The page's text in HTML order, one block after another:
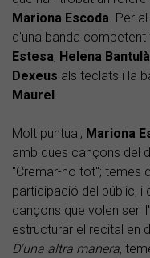
Mariona Escoda. Per
d'una banda
Estesa, Helena Bantulà
Dexeus als teclats i la
Maurel .
Molt puntual, Mariona
amb dues cançons del
"Cremar-ho tot"; temes
participació del públic, i
cançons que volen ser
estructurar el recital en
D'una altra manera,